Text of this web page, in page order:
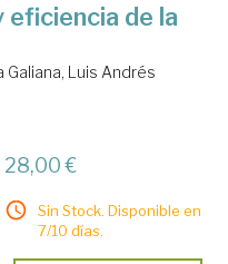
de la
Galiana, Luis Andrés
28,00 €
Sin Stock. Disponible en
7/10 días.